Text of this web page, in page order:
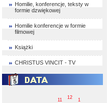
Homilie, konferencje, teksty w
formie dzwiękowej
Homilie konferencje w formie
filmowej
Książki
CHRISTUS VINCIT - TV
1
11
12